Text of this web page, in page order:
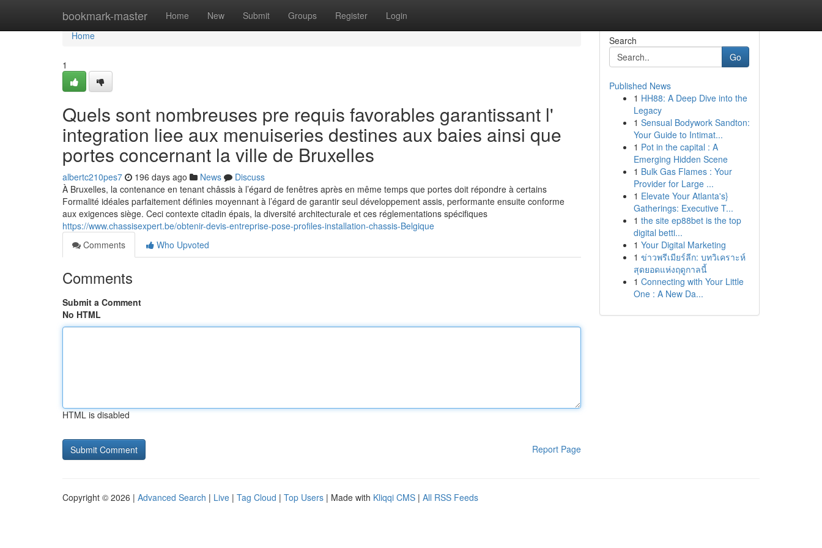
bookmark-master Home New Submit Groups Register Login
Home
Home
1
Quels sont nombreuses pre requis favorables garantissant l'
integration liee aux menuiseries destines aux baies ainsi que
portes concernant la ville de Bruxelles
albertc210pes7 196 days ago News
Discuss
À Bruxelles, la contenance en tenant châssis à l’égard de fenêtres après en même temps que portes doit répondre à certains
Formalité idéales parfaitement définies moyennant à l’égard de garantir seul développement assis, performante ensuite conforme
aux exigences siège. Ceci contexte citadin épais, la diversité architecturale et ces réglementations spécifiques
https://www.chassisexpert.be/obtenir-devis-entreprise-pose-profiles-installation-chassis-Belgique
Comments
Who Upvoted
Comments
Submit a Comment
No HTML
HTML is disabled
Report Page
Search
Go
Published News
1 HH88: A Deep Dive into the
Legacy
1 Sensual Bodywork Sandton:
Your Guide to Intimat...
1 Pot in the capital : A
Emerging Hidden Scene
1 Bulk Gas Flames : Your
Provider for Large ...
1 Elevate Your Atlanta's}
Gatherings: Executive T...
1 the site ep88bet is the top
digital betti...
1 Your Digital Marketing
1 ข่าวพรีเมียร์ลีก: บทวิเคราะห์
สุดยอดแห่งฤดูกาลนี้
1 Connecting with Your Little
One : A New Da...
Copyright © 2026 | Advanced Search | Live | Tag Cloud | Top Users | Made with Kliqqi CMS | All RSS Feeds